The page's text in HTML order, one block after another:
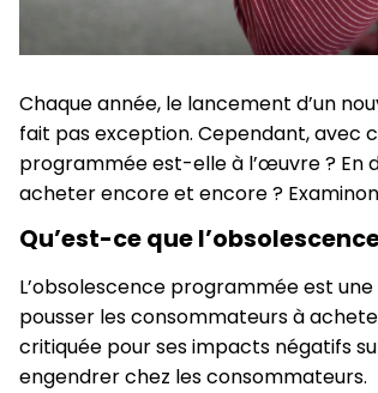
Chaque année, le lancement d’un
fait pas exception. Cependant, avec
programmée est-elle à l’œuvre ? En
acheter encore et encore ?
Qu’est-ce que
L’obsolescence programmée est
pousser les consommateurs à
critiquée pour ses impacts négatifs
engendrer chez les consommateurs.